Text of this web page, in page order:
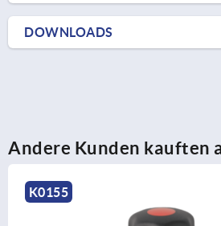
DOWNLOADS
Andere Kunden kauften
K0155